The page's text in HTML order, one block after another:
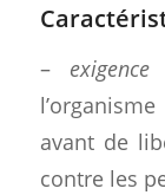
–
avant de
contre les